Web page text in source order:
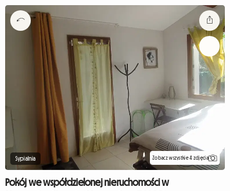
Sypialnia Zobacz wszystkie 4 zdjęcia
Pokój we współdzielonej nieruchomości w